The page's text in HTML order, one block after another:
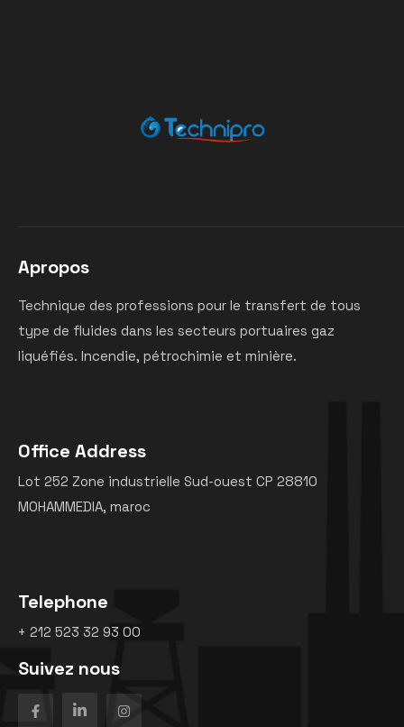
Apropos
Technique des professions pour le transfert de tous
type de fluides dans les secteurs portuaires gaz
liquéfiés. Incendie, pétrochimie et minière.
Office Address
Lot 252 Zone industrielle Sud-ouest CP 28810
MOHAMMEDIA, maroc
Telephone
+ 212 523 32 93 00
Suivez nous